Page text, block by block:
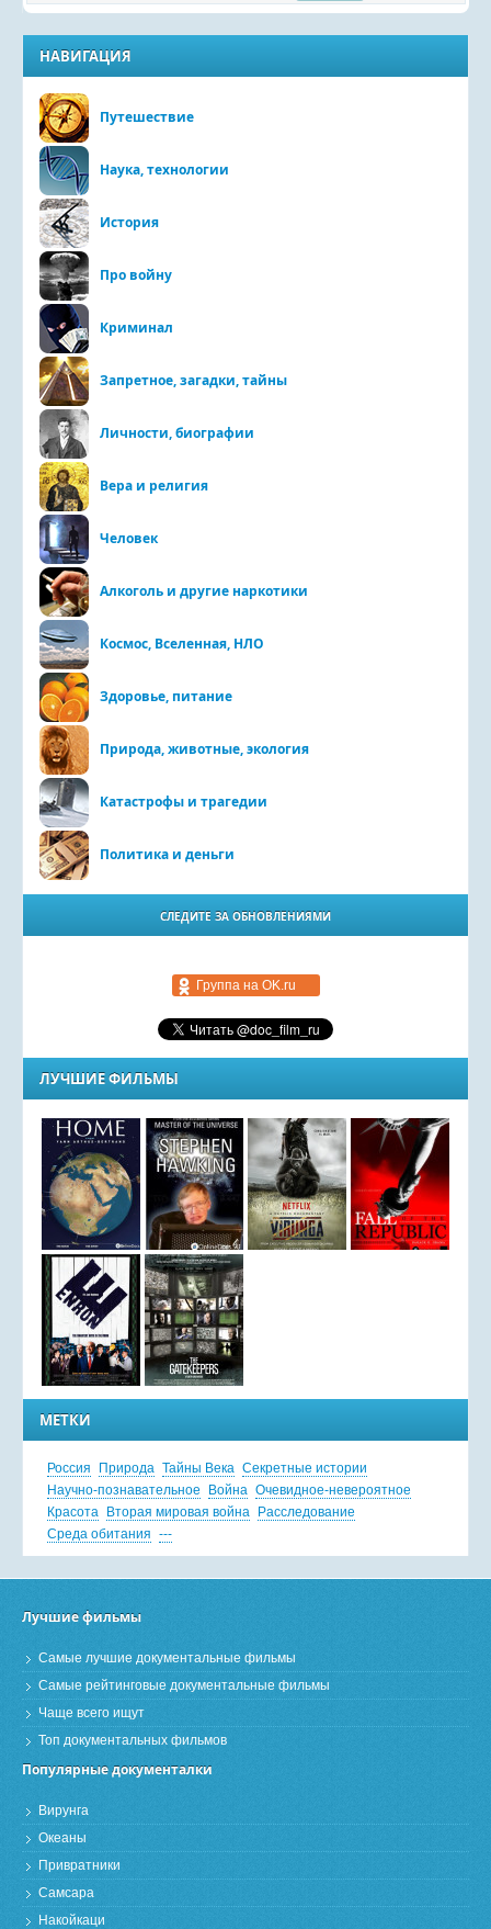
НАВИГАЦИЯ
Путешествие
Наука, технологии
История
Про войну
Криминал
Запретное, загадки, тайны
Личности, биографии
Вера и религия
Человек
Алкоголь и другие наркотики
Космос, Вселенная, НЛО
Здоровье, питание
Природа, животные, экология
Катастрофы и трагедии
Политика и деньги
СЛЕДИТЕ ЗА ОБНОВЛЕНИЯМИ
Группа на OK.ru
ЛУЧШИЕ ФИЛЬМЫ
МЕТКИ
Россия Природа Тайны Века Секретные истории
Научно-познавательное
Война Очевидное-невероятное
Красота
Вторая мировая война
Расследование
Среда обитания ---
Лучшие фильмы
Самые лучшие документальные фильмы
Самые рейтинговые документальные фильмы
Чаще всего ищут
Топ документальных фильмов
Популярные документалки
Вирунга
Океаны
Привратники
Самсара
Накойкаци